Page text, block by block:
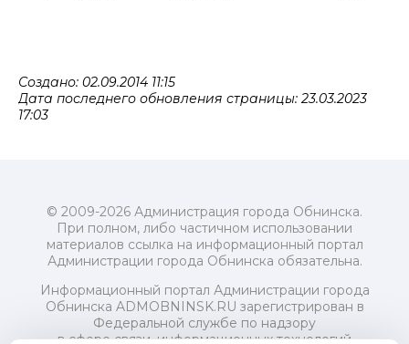
Создано: 02.09.2014 11:15
Дата последнего обновления страницы: 23.03.2023
17:03
© 2009-2026 Администрация города Обнинска.
При полном, либо частичном использовании
материалов ссылка на информационный портал
Администрации города Обнинска обязательна.
Информационный портал Администрации города
Обнинска ADMOBNINSK.RU зарегистрирован в
Федеральной службе по надзору
в сфере связи, информационных технологий